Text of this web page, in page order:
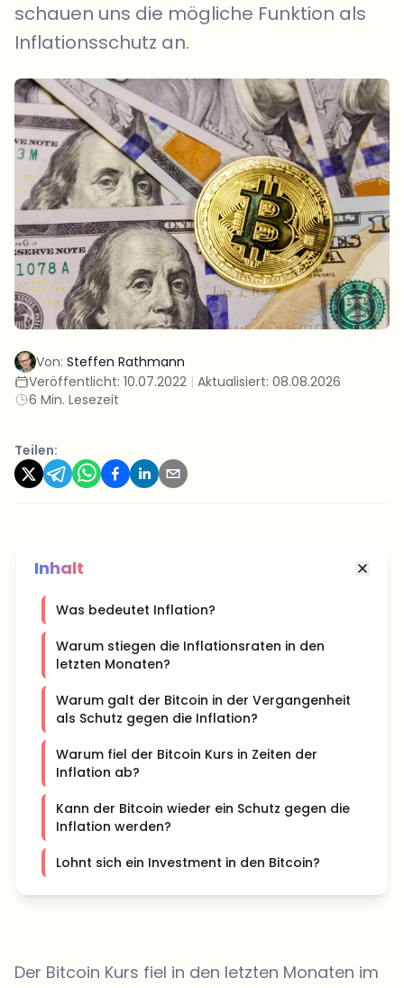
schauen uns die mögliche Funktion als
Inflationsschutz an.
Von: Steffen Rathmann
Veröffentlicht: 10.07.2022 | Aktualisiert: 08.08.2026
6 Min. Lesezeit
Teilen:
Inhalt
Was bedeutet Inflation?
Warum stiegen die Inflationsraten in den
letzten Monaten?
Warum galt der Bitcoin in der Vergangenheit
als Schutz gegen die Inflation?
Warum fiel der Bitcoin Kurs in Zeiten der
Inflation ab?
Kann der Bitcoin wieder ein Schutz gegen die
Inflation werden?
Lohnt sich ein Investment in den Bitcoin?
Der Bitcoin Kurs fiel in den letzten Monaten im